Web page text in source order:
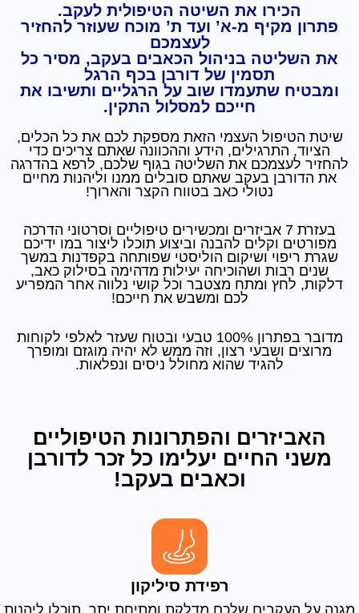
הכירו את השיטה הטיפולית לעקב.
פתרון מקיף מ-א’ ועד ת’ מוכח שעוזר להחזיר
לעצמכם
את השליטה בניהול הכאבים בעקב, מסיר כל
תסמין של דורבן בכף הרגל
ומבטיח שתעמדו שוב על הרגליים ותשיבו את
חייכם למסלול התקין.
שיטת הטיפול העצמי הזאת מספקת לכם את כל הכלים,
הציוד, התרגילים, הידע וההכוונה שאתם צריכים כדי
להחזיר לעצמכם את השליטה בגוף שלכם, לרפא בהדרגה
את הדורבן בעקב שאתם סובלים ממנו וליהנות מחיים
נטולי כאב בטווח הקצר והארוך!
בעזרת 7 אביזרים ומכשירים טיפוליים וסרטוני הדרכה
מפורטים וקלים להבנה וביצוע תוכלו ליצור במו ידיכם
שגרת ריפוי ושיקום הוליסטי שפותחה בקפדנות במשך
שנים רבות ושהוכיחה יעילות מדהימה בסילוק כאב,
דלקות, לחץ ומתח מצטבר וכל קושי נלווה אחר המפריע
לכם ומשבש את חייכם!
מדובר בפתרון 100% טבעי ובטוח שעזר לאלפי לקוחות
מרוצים ושבעי רצון, וזה ממש לא יהיה מוגזם ומופרך
להגיד שהוא מחולל ניסים ונפלאות.
האביזרים והפתרונות הטיפוליים
משני החיים יעלימו כל זכר לדורבן
וכאבים בעקב!
רפידת סיליקון
מגנה על העקבים שלכם מדלקת ומתיחת יתר. תוכלו ליהנות